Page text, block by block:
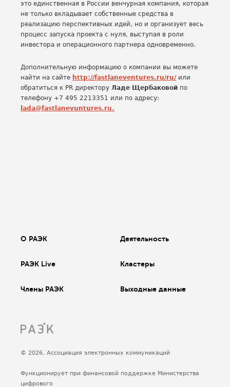
это единственная в России венчурная компания, которая
не только вкладывает собственные средства в
реализацию перспективных идей, но и организует весь
процесс запуска проекта с нуля, выступая в роли
инвестора и операционного партнера одновременно.
Дополнительную информацию о компании вы можете
найти на сайте http://fastlaneventures.ru/ru/или
обратиться к PR директору Ладе Щербаковой по
телефону +7 495 2213351 или по адресу:
lada@fastlanevuntures.ru.
О РАЭК Деятельность
РАЭК Live Кластеры
Члены РАЭК Выходные данные
© 2026, Ассоциация электронных коммуникаций
Функционирует при финансовой поддержке Министерства
цифрового